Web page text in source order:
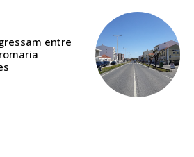
Exclusivos para
anual
entre